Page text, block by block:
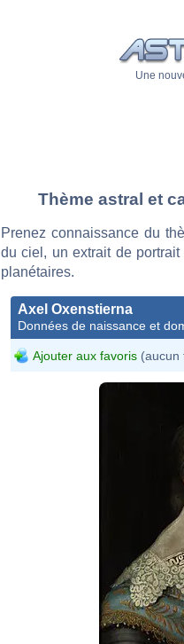
Une
Thème astral et
Prenez connaissance du
du ciel, un extrait de
planétaires.
Axel Oxenstierna
Données de naissance et
Ajouter aux favoris (aucun